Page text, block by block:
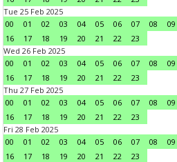
Tue 25 Feb 2025
00
01 02 03 04 05 06 07 08 09
16
17 18 19 20 21 22
23
Wed 26 Feb 2025
00
01 02 03 04 05 06 07 08 09
16
17 18 19 20 21 22
23
Thu 27 Feb 2025
00
01 02 03 04 05 06 07 08 09
16
17 18 19 20 21 22
23
Fri 28 Feb 2025
00
01 02 03 04 05 06 07 08 09
16
17 18 19 20 21 22
23